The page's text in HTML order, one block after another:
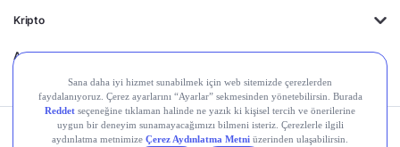
Kripto
Ayrıcalıklar
Kişisel Verilerin Gizlilik Yasal Çerez